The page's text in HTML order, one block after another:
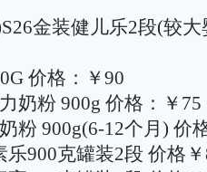
金装健儿乐2段(较
价格：￥90
奶粉 900g 价格：￥75
粉 900g(6-12个月) 价
900克罐装2段 价格